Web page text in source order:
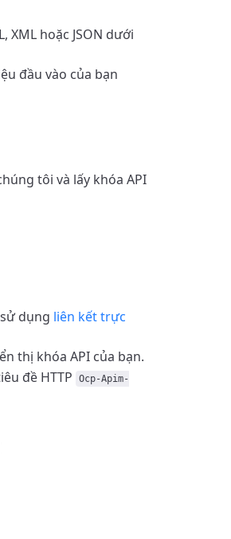
XML hoặc JSON dưới
đầu vào của bạn
tôi và lấy khóa API
dụng liên kết trực
thị khóa API của bạn.
đề HTTP
Ocp-Apim-